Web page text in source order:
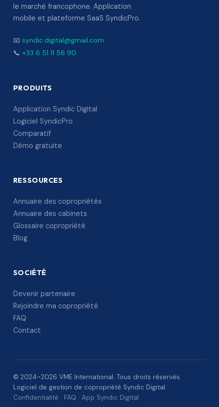
le marché francophone. Application
mobile et plateforme SaaS SyndicPro.
📧 syndic.digital@gmail.com
📞 +33 6 51 11 56 90
PRODUITS
Application Syndic Digital
Logiciel SyndicPro
Comparatif
Démo gratuite
RESSOURCES
Annuaire des copropriétés
Annuaire des cabinets
Glossaire copropriété
Blog
SOCIÉTÉ
Devenir partenaire
Rejoindre ma copropriété
FAQ
Contact
© 2024–2026 VME International. Tous droits réservés.
Logiciel de gestion de copropriété Syndic Digital.
Confidentialité · FAQ · App Syndic Digital